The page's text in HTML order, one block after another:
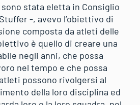
sono stata eletta in Consiglio
-, avevo l’obiettivo di
composta da atleti delle
è quello di creare una
negli anni, che possa
nel tempo e che possa
possono rivolgersi al
della loro disciplina ed